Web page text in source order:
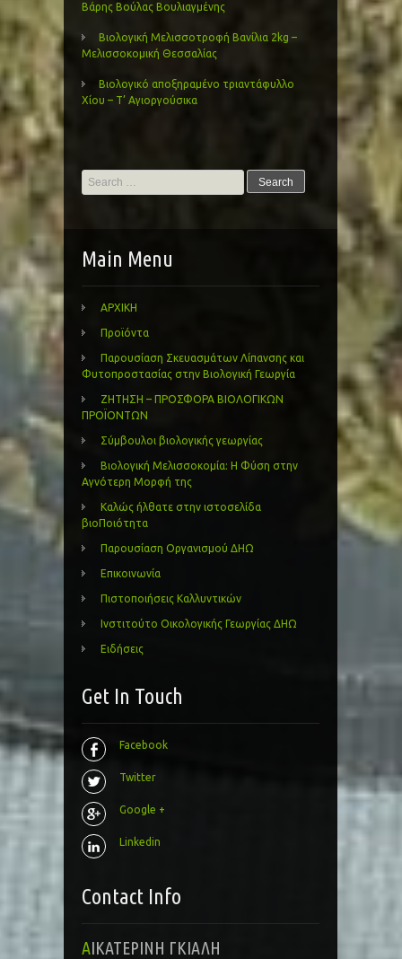
Βάρης Βούλας Βουλιαγμένης
Βιολογική Μελισσοτροφή Βανίλια 2kg –
Μελισσοκομική Θεσσαλίας
Βιολογικό αποξηραμένο τριαντάφυλλο
Χίου – Τ’ Αγιοργούσικα
Search
for:
Main Menu
ΑΡΧΙΚΗ
Προϊόντα
Παρουσίαση Σκευασμάτων Λίπανσης και
Φυτοπροστασίας στην Βιολογική Γεωργία
ΖΗΤΗΣΗ – ΠΡΟΣΦΟΡΑ ΒΙΟΛΟΓΙΚΩΝ
ΠΡΟΪΟΝΤΩΝ
Σύμβουλοι βιολογικής γεωργίας
Βιολογική Μελισσοκομία: Η Φύση στην
Αγνότερη Μορφή της
Καλώς ήλθατε στην ιστοσελίδα
βιοΠοιότητα
Παρουσίαση Οργανισμού ΔΗΩ
Επικοινωνία
Πιστοποιήσεις Καλλυντικών
Ινστιτούτο Οικολογικής Γεωργίας ΔΗΩ
Ειδήσεις
Get In Touch
Facebook
Twitter
Google +
Linkedin
Contact Info
ΑΙΚΑΤΕΡΙΝΗ ΓΚΙΑΛΗ